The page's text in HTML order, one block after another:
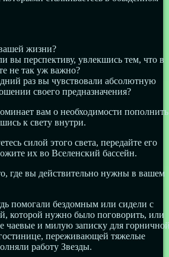
жизни?
вы перспективу, увлекшись тем, что в
не так уж важно?
раз вы чувствовали абсолютную
своего предназначения?
вам о необходимости пополнить
к свету внутри.
силой этого света, передайте его
их во Вселенский бассейн.
где вы действительно нужны в вашем
помогали бездомным или сидели с
которой нужно было поговорить, или
чаевые и милую записку для
переживающей тяжелые
работу Звезды.